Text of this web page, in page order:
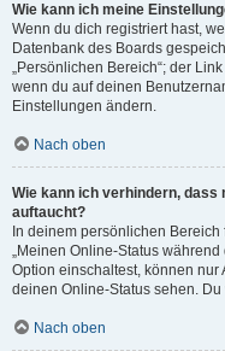
Wie kann ich meine
Wenn du dich registriert hast,
Datenbank des Boards
„Persönlichen Bereich“; der
wenn du auf deinen
Einstellungen ändern.
Nach oben
Wie kann ich verhindern, dass
auftaucht?
In deinem persönlichen
„Meinen Online-Status
Option einschaltest, können
deinen Online-Status sehen.
Nach oben